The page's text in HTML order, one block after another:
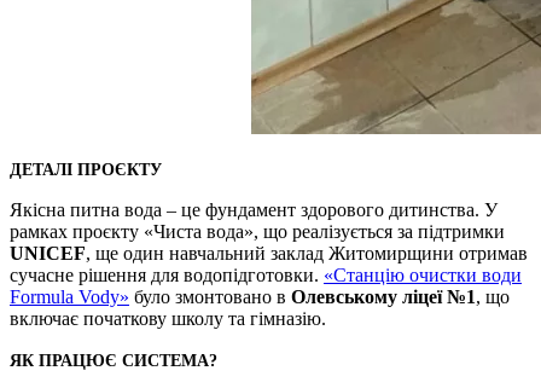
ДЕТАЛІ ПРОЄКТУ
Якісна питна вода – це фундамент здорового дитинства. У
рамках проєкту «Чиста вода», що реалізується за підтримки
UNICEF, ще один навчальний заклад Житомирщини отримав
сучасне рішення для водопідготовки. «Станцію очистки води
Formula Vody» було змонтовано в Олевському ліцеї №1, що
включає початкову школу та гімназію.
ЯК ПРАЦЮЄ СИСТЕМА?